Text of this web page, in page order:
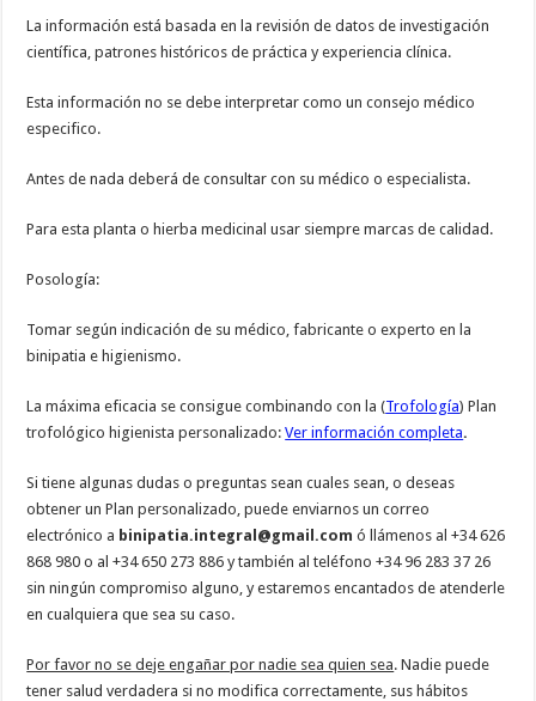
La información está basada en la revisión de datos de investigación
científica, patrones históricos de práctica y experiencia clínica.
Esta información no se debe interpretar como un consejo médico
especifico.
Antes de nada deberá de consultar con su médico o especialista.
Para esta planta o hierba medicinal usar siempre marcas de calidad.
Posología:
Tomar según indicación de su médico, fabricante o experto en la
binipatia e higienismo.
La máxima eficacia se consigue combinando con la (Trofología) Plan
trofológico higienista personalizado:Ver información completa.
Si tiene algunas dudas o preguntas sean cuales sean, o deseas
obtener un Plan personalizado, puede enviarnos un correo
electrónico a binipatia.integral@gmail.com ó llámenos al +34 626
868 980 o al +34 650 273 886 y también al teléfono +34 96 283 37 26
sin ningún compromiso alguno, y estaremos encantados de atenderle
en cualquiera que sea su caso.
Por favor no se deje engañar por nadie sea quien sea. Nadie puede
tener salud verdadera si no modifica correctamente, sus hábitos